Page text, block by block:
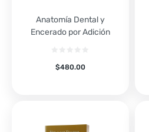
Anatomía Dental y
Encerado por Adición
$480.00